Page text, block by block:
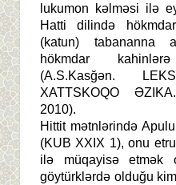
lukumon kəlməsi ilə
Hatti dilində
(katun) tabananna
hökmdar
(A.S.Kasğən.
XATTSKOQO
2010).
Hittit mətnlərində
(KUB XXIX 1), onu
ilə müqayisə etmək
göytürklərdə olduğu